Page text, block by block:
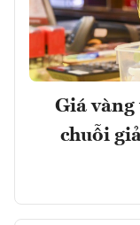
Giá vàng
chuỗi